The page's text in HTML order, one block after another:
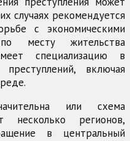
случаях рекомендуется
с экономическими
месту жительства
специализацию в
включая
или схема
несколько регионов,
в центральный